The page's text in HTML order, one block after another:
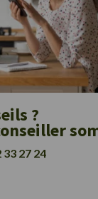
?
33 27 24